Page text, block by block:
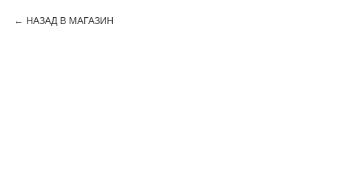
НАЗАД В МАГАЗИН